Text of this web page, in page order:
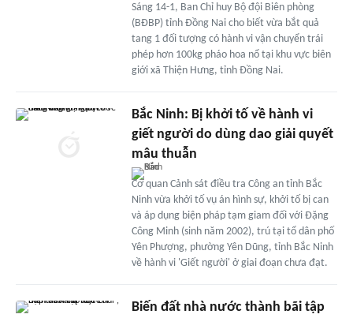
Sáng 14-1, Ban Chỉ huy Bộ đội Biên phòng
(BĐBP) tỉnh Đồng Nai cho biết vừa bắt quả
tang 1 đối tượng có hành vi vận chuyển trái
phép hơn 100kg pháo hoa nổ tại khu vực biên
giới xã Thiện Hưng, tỉnh Đồng Nai.
Bắc Ninh: Bị khởi tố về hành vi
giết người do dùng dao giải quyết
mâu thuẫn
Cơ quan Cảnh sát điều tra Công an tỉnh Bắc
Ninh vừa khởi tố vụ án hình sự, khởi tố bị can
và áp dụng biện pháp tạm giam đối với Đặng
Công Minh (sinh năm 2002), trú tại tổ dân phố
Yên Phượng, phường Yên Dũng, tỉnh Bắc Ninh
về hành vi 'Giết người' ở giai đoạn chưa đạt.
Biến đất nhà nước thành bãi tập